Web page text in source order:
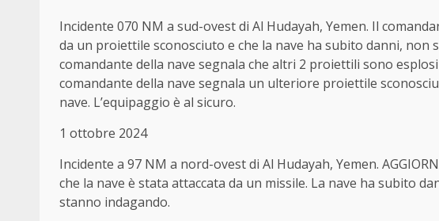
Incidente 070 NM a sud-ovest di Al Hudayah, Yemen. Il
da un proiettile sconosciuto e che la nave ha subito danni, non
comandante della nave segnala che altri 2 proiettili sono
comandante della nave segnala un ulteriore proiettile
nave. L’equipaggio è al sicuro.
1 ottobre 2024
Incidente a 97 NM a nord-ovest di Al Hudayah, Yemen.
che la nave è stata attaccata da un missile. La nave ha subito
stanno indagando.